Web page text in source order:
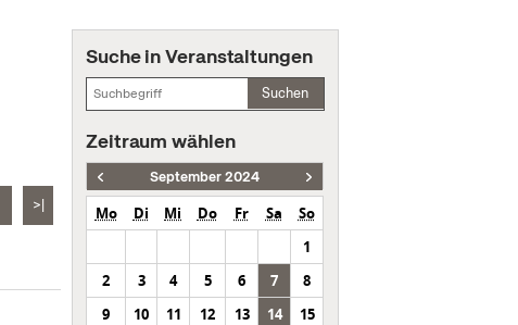
>|
Suche in Veranstaltungen
Suchen
Zeitraum wählen
September 2024
Mo Di Mi Do Fr Sa
So
1
2
3 4 5 6 7
8
9
10 11 12 13 14
15